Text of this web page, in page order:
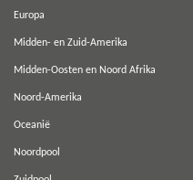
Europa
Midden- en Zuid-Amerika
Midden-Oosten en Noord Afrika
Noord-Amerika
Oceanië
Noordpool